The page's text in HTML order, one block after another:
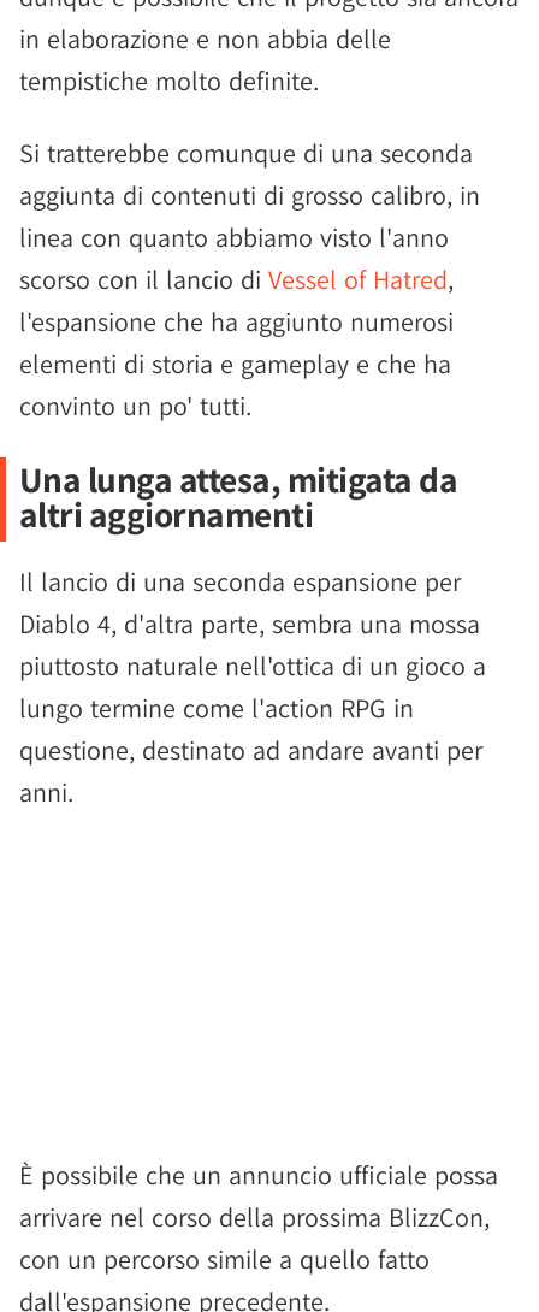
in elaborazione e non abbia delle
tempistiche molto definite.
Si tratterebbe comunque di una seconda
aggiunta di contenuti di grosso calibro, in
linea con quanto abbiamo visto l'anno
scorso con il lancio di Vessel of Hatred,
l'espansione che ha aggiunto numerosi
elementi di storia e gameplay e che ha
convinto un po' tutti.
Una lunga attesa, mitigata da
altri aggiornamenti
Il lancio di una seconda espansione per
Diablo 4, d'altra parte, sembra una mossa
piuttosto naturale nell'ottica di un gioco a
lungo termine come l'action RPG in
questione, destinato ad andare avanti per
anni.
È possibile che un annuncio ufficiale possa
arrivare nel corso della prossima BlizzCon,
con un percorso simile a quello fatto
dall'espansione precedente.